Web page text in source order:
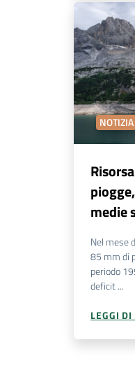
NOTIZIA
medie
Nel mese
85 mm di
periodo
deficit ...
LEGGI